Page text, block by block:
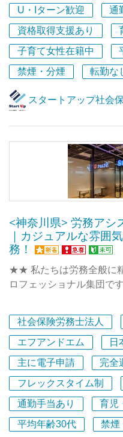
ここでの経験は、どんな
市場価値の高いプロフェ
「話しやすさNo.1」の労
す
スタートアップ社労士法
業界の常識にとらわれず
新しいやり方やあなたら
組織づくり・サービスづ
す。
もっと社内の雰囲気を感
ビーを公開しています。
★★ 採用ムービー公開
『スタートアップ会計事
『スタートアップ会計事
せんか？』 で検索いただ
2本目の『社員に密着さ
弊社代表の岩元の一日に
私たちは設立間もないベ
メンバー一人ひとりの行
ーをつくっていきます。
自分たちの手で、ゼロか
事務所ではなかなか得ら
私たちは、起業家に本当
め、組織とサービスの両
U・Iターン歓迎
通
資格取得支援あり
子育て女性在籍中
禁煙・分煙
転勤な
スタートアップ社会
<神奈川県> 労務アシ
｜カジュアルな雰囲
務！
★★ 私たちは労務全般に
ロフェッショナル集団
多くの手続きや届出が必
ん、
創業後の仕組みづくりま
の労務問題を解決するパ
ています。
私たち自身も急成長を続
中です。
新しい仲間を迎えるとき
社会保険労務士法人
エフアンドエム
日
主に電子申請
完全
フレックスタイム制
通勤手当あり
育児
平均年齢30代
禁煙